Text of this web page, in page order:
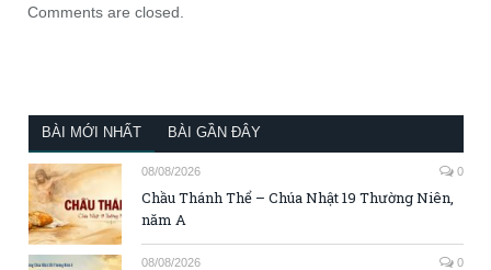
Comments are closed.
BÀI MỚI NHẤT BÀI GẦN ĐÂY
08/08/2026 0
Chầu Thánh Thể – Chúa Nhật 19 Thường Niên,
năm A
08/08/2026 0